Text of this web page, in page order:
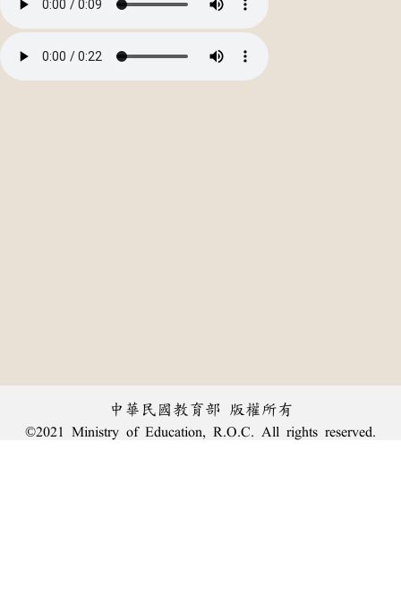
中華民國教育部 版權所有
©2021 Ministry of Education, R.O.C. All rights reserved.